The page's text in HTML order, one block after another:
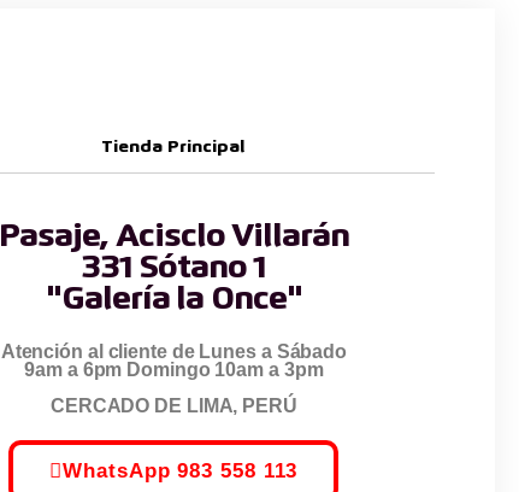
Tienda Principal
Pasaje, Acisclo Villarán
331 Sótano 1
"Galería la Once"
Atención al cliente de Lunes a Sábado
9am a 6pm Domingo 10am a 3pm
CERCADO DE LIMA, PERÚ
WhatsApp 983 558 113